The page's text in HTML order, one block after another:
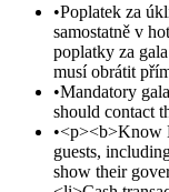
•Poplatek za
samostatně v
poplatky za
musí obrátit
•Mandatory
should contact
•<p><b>Know
guests,
show their